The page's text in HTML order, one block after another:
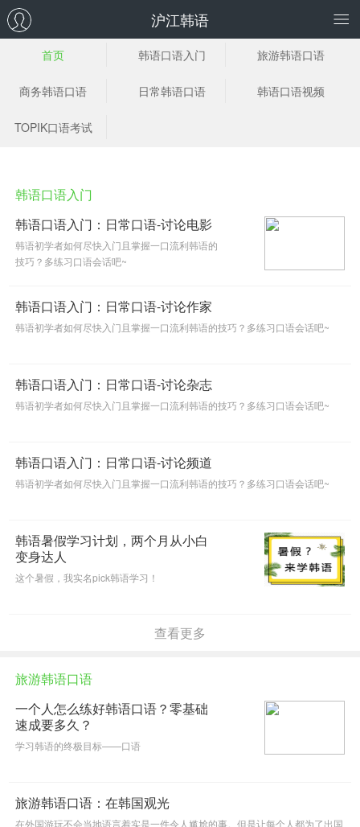
沪江韩语
首页 韩语口语入门 旅游韩语口语
商务韩语口语 日常韩语口语 韩语口语视频
TOPIK口语考试
韩语口语入门
韩语口语入门：日常口语-讨论电影
韩语初学者如何尽快入门且掌握一口流利韩语的
技巧？多练习口语会话吧~
韩语口语入门：日常口语-讨论作家
韩语初学者如何尽快入门且掌握一口流利韩语的技巧？多练习口语会话吧~
韩语口语入门：日常口语-讨论杂志
韩语初学者如何尽快入门且掌握一口流利韩语的技巧？多练习口语会话吧~
韩语口语入门：日常口语-讨论频道
韩语初学者如何尽快入门且掌握一口流利韩语的技巧？多练习口语会话吧~
韩语暑假学习计划，两个月从小白
变身达人
这个暑假，我实名pick韩语学习！
查看更多
旅游韩语口语
一个人怎么练好韩语口语？零基础
速成要多久？
学习韩语的终极目标——口语
旅游韩语口语：在韩国观光
在外国游玩不会当地语言着实是一件令人尴尬的事。但是让每个人都为了出国